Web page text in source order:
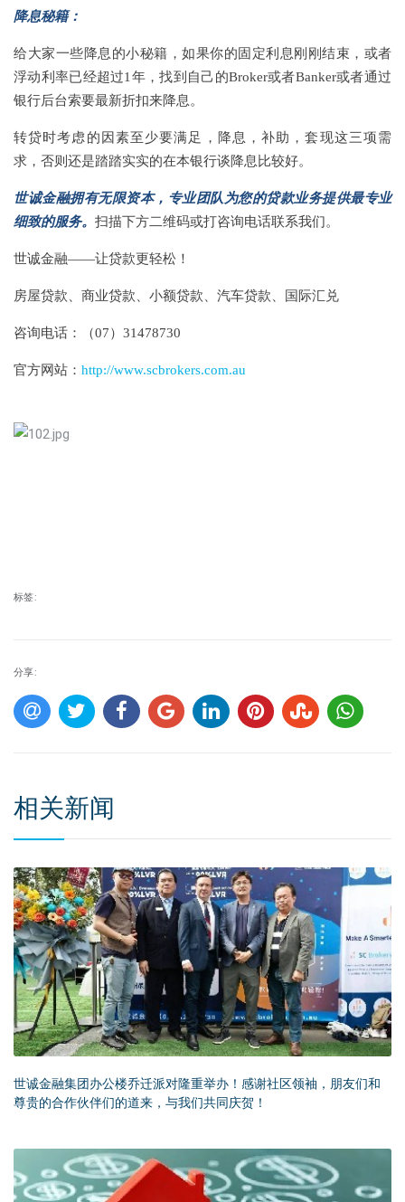
降息秘籍：
给大家一些降息的小秘籍，如果你的固定利息刚刚结束，或者
浮动利率已经超过1年，找到自己的Broker或者Banker或者通过
银行后台索要最新折扣来降息。
转贷时考虑的因素至少要满足，降息，补助，套现这三项需
求，否则还是踏踏实实的在本银行谈降息比较好。
世诚金融拥有无限资本，专业团队为您的贷款业务提供最专业
细致的服务。 扫描下方二维码或打咨询电话联系我们。
世诚金融——让贷款更轻松！
房屋贷款、商业贷款、小额贷款、汽车贷款、国际汇兑
咨询电话：（07）31478730
官方网站： http://www.scbrokers.com.au
标签:
分享:
相关新闻
世诚金融集团办公楼乔迁派对隆重举办！感谢社区领袖，朋友们和
尊贵的合作伙伴们的道来，与我们共同庆贺！